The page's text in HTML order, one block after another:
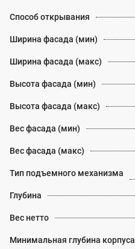
Способ открывания
Ширина фасада (мин)
Ширина фасада (макс)
Высота фасада (мин)
Высота фасада (макс)
Вес фасада (мин)
Вес фасада (макс)
Тип подъемного механизма
Глубина
Вес нетто
Минимальная глубина корпуса